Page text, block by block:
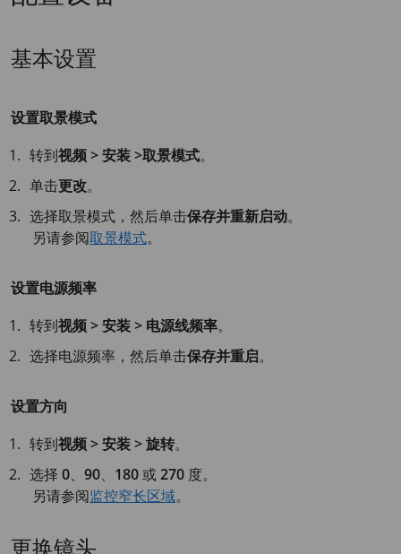
基本设置
设置取景模式
转到视频 > 安装 >取景模式。
单击更改。
选择取景模式，然后单击保存并重新启动。
另请参阅取景模式。
设置电源频率
转到视频 > 安装 > 电源线频率。
选择电源频率，然后单击保存并重启。
设置方向
转到视频 > 安装 > 旋转。
选择0、90、 180或270 度。
另请参阅监控窄长区域。